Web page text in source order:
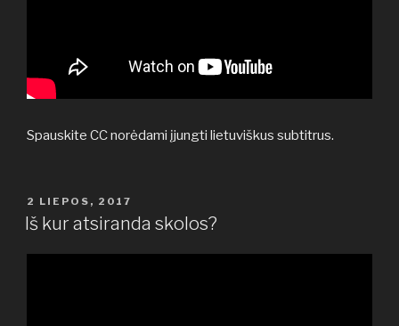
Spauskite CC norėdami įjungti lietuviškus subtitrus.
PASKELBTA
2 LIEPOS, 2017
Iš kur atsiranda skolos?